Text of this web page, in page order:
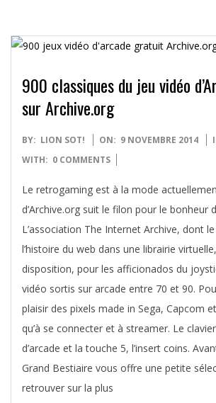
900 classiques du jeu vidéo
sur Archive.org
2014-
11-
BY: LION SOT! ON: 9 NOVEMBRE 2014
WITH: 0 COMMENTS
Le retrogaming est à la mode
d’Archive.org suit le filon pour le bonheur
L’association The Internet Archive, dont
l’histoire du web dans une librairie
disposition, pour les afficionados du
vidéo sortis sur arcade entre 70 et 90.
plaisir des pixels made in Sega, Capcom
qu’à se connecter et à streamer. Le
d’arcade et la touche 5, l’insert coins.
Grand Bestiaire vous offre une petite
retrouver sur la plus